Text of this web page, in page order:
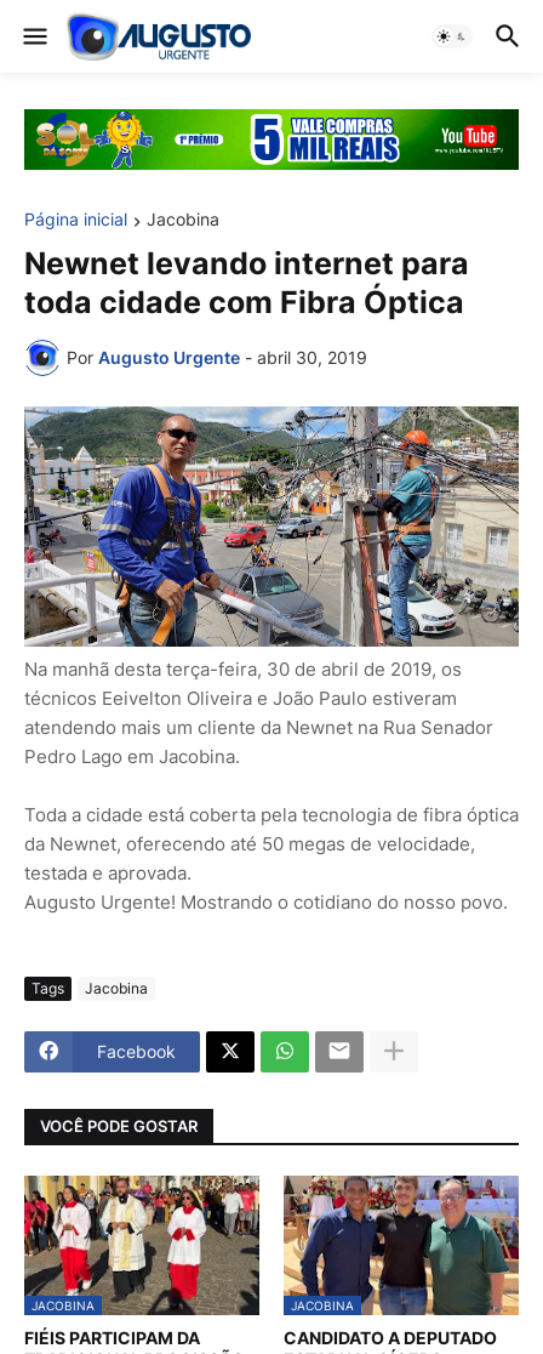
Página inicial Jacobina
Newnet levando internet para
toda cidade com Fibra Óptica
Por Augusto Urgente - abril 30, 2019
Na manhã desta terça-feira, 30 de abril de 2019, os
técnicos Eeivelton Oliveira e João Paulo estiveram
atendendo mais um cliente da Newnet na Rua Senador
Pedro Lago em Jacobina.
Toda a cidade está coberta pela tecnologia de fibra óptica
da Newnet, oferecendo até 50 megas de velocidade,
testada e aprovada.
Augusto Urgente! Mostrando o cotidiano do nosso povo.
Tags Jacobina
Facebook
VOCÊ PODE GOSTAR
JACOBINA
FIÉIS PARTICIPAM DA
JACOBINA
CANDIDATO A DEPUTADO